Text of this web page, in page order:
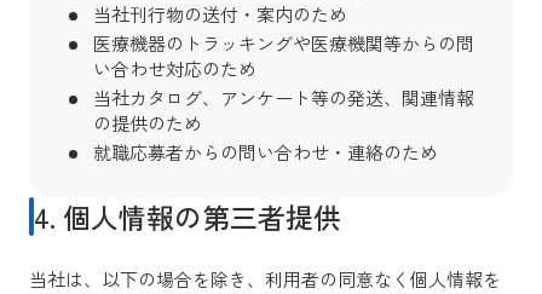
当社刊行物の送付・案内のため
医療機器のトラッキングや医療機関等からの問
い合わせ対応のため
当社カタログ、アンケート等の発送、関連情報
の提供のため
就職応募者からの問い合わせ・連絡のため
4. 個人情報の第三者提供
当社は、以下の場合を除き、利用者の同意なく個人情報を